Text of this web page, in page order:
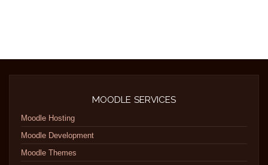
MOODLE SERVICES
Moodle Hosting
Moodle Development
Moodle Themes